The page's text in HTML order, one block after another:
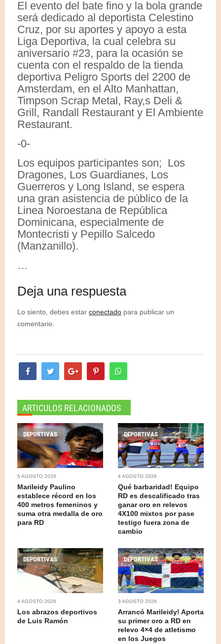
El evento del bate fino y la bola grande
será dedicado al deportista Celestino
Cruz, por su aportes y apoyo a esta
Liga Deportiva, la cual celebra su
aniversario #23, para la ocasión se
cuenta con el respaldo de la tienda
deportiva Peligro Sports del 2200 de
Amsterdam, en el Alto Manhattan,
Timpson Scrap Metal, Ray,s Deli &
Grill, Randall Restaurant y El Ambiente
Restaurant.
-0-
Los equipos participantes son; Los
Dragones, Los Guardianes, Los
Guerreros y Long Island, se espera
una gran asistencia de público de la
Linea Noroestana de República
Dominicana, especialmente de
Montecristi y Pepillo Salcedo
(Manzanillo).
…
Deja una respuesta
Lo siento, debes estar conectado para publicar un
comentario.
ARTICULOS RELACIONADOS
DEPORTIVAS
5 AGOSTO 2026
Marileidy Paulino
establece récord en los
400 metros femeninos y
suma otra medalla de oro
para RD
DEPORTIVAS
4 AGOSTO 2026
Qué barbaridad! Equipo
RD es descalificado tras
ganar oro en relevos
4X100 mixtos por pase
testigo fuera zona de
cambio
DEPORTIVAS
4 AGOSTO 2026
Los abrazos deportivos
de Luis Ramón
DEPORTIVAS
3 AGOSTO 2026
Arrancó Marileidy! Aporta
su primer oro a RD en
relevo 4×4 de atletismo
en los Juegos